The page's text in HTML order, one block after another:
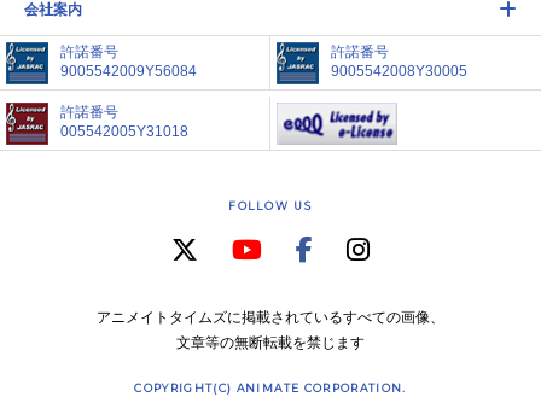
会社案内
許諾番号
9005542009Y56084
許諾番号
9005542008Y30005
許諾番号
005542005Y31018
FOLLOW US
アニメイトタイムズに掲載されているすべての画像、
文章等の無断転載を禁じます
COPYRIGHT(C) ANIMATE CORPORATION.